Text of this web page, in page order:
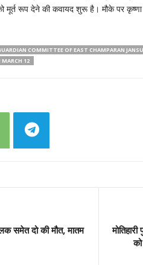
रूप देने की कवायद शुरू है। मौके पर कृष्णा
COMMITTEE OF EAST CHAMPARAN
12
समेत दो की मौत, मातम